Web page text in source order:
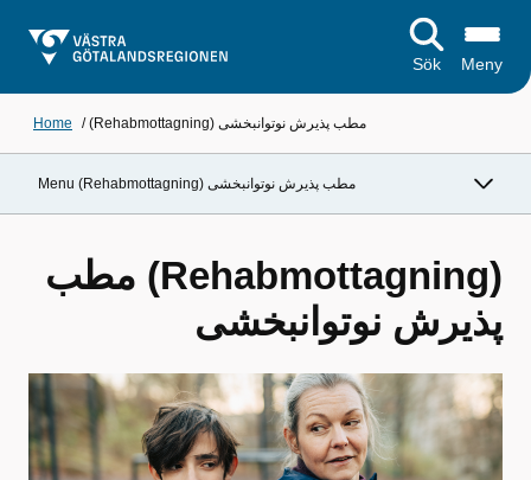
Sök Meny
Home / (Rehabmottagning) مطب پذیرش نوتوانبخشی
Menu (Rehabmottagning) مطب پذیرش نوتوانبخشی
(Rehabmottagning) مطب
پذیرش نوتوانبخشی